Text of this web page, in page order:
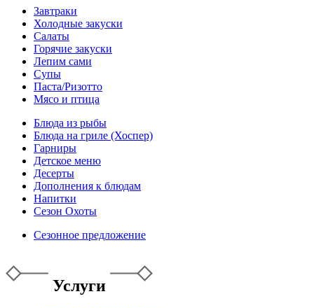
Завтраки
Холодные закуски
Салаты
Горячие закуски
Лепим сами
Супы
Паста/Ризотто
Мясо и птица
Блюда из рыбы
Блюда на гриле (Хоспер)
Гарниры
Детское меню
Десерты
Дополнения к блюдам
Напитки
Сезон Охоты
Сезонное предложение
Услуги